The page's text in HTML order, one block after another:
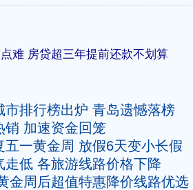
难 房贷超三年提前还款不划算
市排行榜出炉 青岛遗憾落榜
销 加速资金回笼
五一黄金周 放假6天变小长假
走低 各旅游线路价格下降
金周后超值特惠降价线路优选